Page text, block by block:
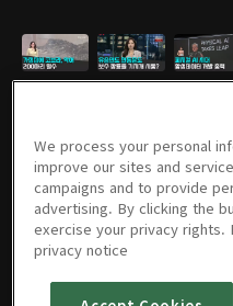
8/8 TV조
선 • 4분
8/8 TV조
선 • 3분
8/8 SBS
3분
We process your personal
improve our sites and
campaigns and to provide
advertising. By clicking the
exercise your privacy rights.
privacy notice